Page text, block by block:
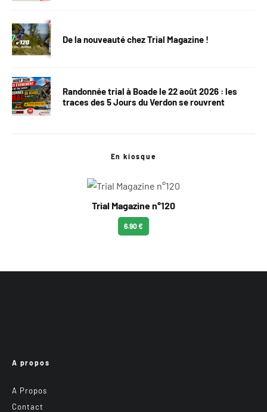
De la nouveauté chez Trial Magazine !
Randonnée trial à Boade le 22 août 2026 : les
traces des 5 Jours du Verdon se rouvrent
En kiosque
Trial Magazine n°120
6.90 €
A propos
A Propos
Contact